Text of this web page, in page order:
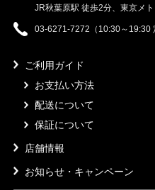
JR秋葉原駅 徒歩2分、東京メ
03-6271-7272（10:30～19:30
ご利用ガイド
お支払い方法
配送について
保証について
店舗情報
お知らせ・キャンペーン